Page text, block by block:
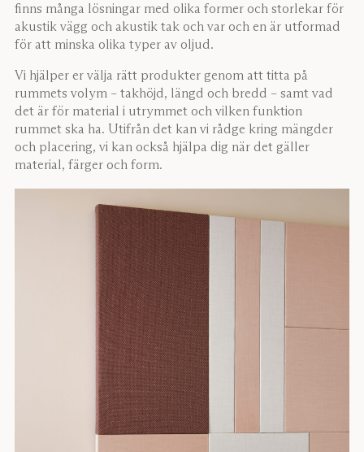
finns många lösningar med olika former och storlekar för
akustik vägg och akustik tak och var och en är utformad
för att minska olika typer av oljud.
Vi hjälper er välja rätt produkter genom att titta på
rummets volym – takhöjd, längd och bredd – samt vad
det är för material i utrymmet och vilken funktion
rummet ska ha. Utifrån det kan vi rådge kring mängder
och placering, vi kan också hjälpa dig när det gäller
material, färger och form.